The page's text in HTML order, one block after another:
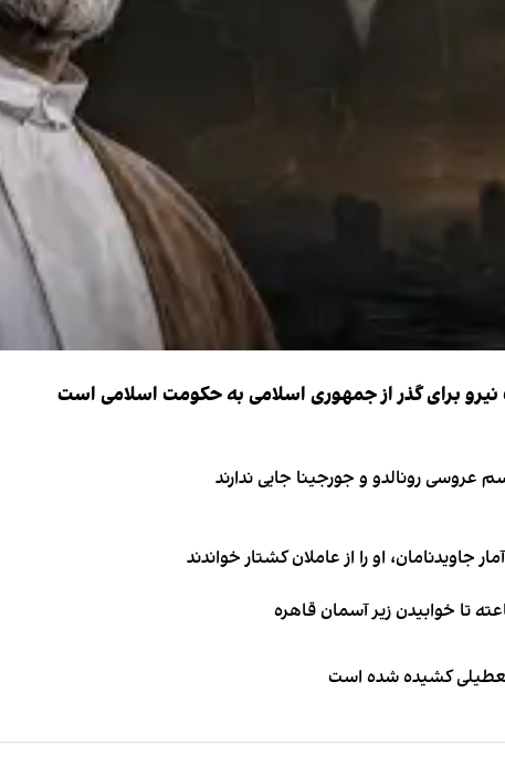
نیرو برای گذر از جمهوری اسلامی به حکومت اسلامی است
جاویدنامان، او را از عاملان کشتار خواندند
کشیده شده است